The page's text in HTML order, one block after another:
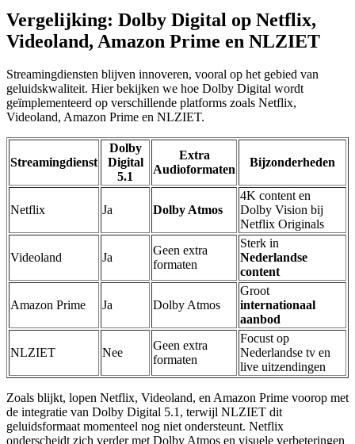
Vergelijking: Dolby Digital op Netflix,
Videoland, Amazon Prime en NLZIET
Streamingdiensten blijven innoveren, vooral op het gebied van
geluidskwaliteit. Hier bekijken we hoe Dolby Digital wordt
geïmplementeerd op verschillende platforms zoals Netflix,
Videoland, Amazon Prime en NLZIET.
Streamingdienst
Dolby
Digital
5.1
Extra
Audioformaten
Bijzonderheden
Netflix Ja Dolby Atmos
4K content en
Dolby Vision bij
Netflix Originals
Videoland Ja
Geen extra
formaten
Sterk in
Nederlandse
content
Amazon Prime Ja Dolby Atmos
Groot
internationaal
aanbod
NLZIET Nee
Geen extra
formaten
Focust op
Nederlandse tv en
live uitzendingen
Zoals blijkt, lopen Netflix, Videoland, en Amazon Prime voorop met
de integratie van Dolby Digital 5.1, terwijl NLZIET dit
geluidsformaat momenteel nog niet ondersteunt. Netflix
onderscheidt zich verder met Dolby Atmos en visuele verbeteringen